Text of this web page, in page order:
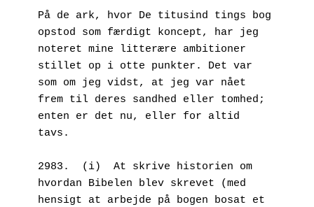
På de ark, hvor De titusind tings bog
opstod som færdigt koncept, har jeg
noteret mine litterære ambitioner
stillet op i otte punkter. Det var
som om jeg vidst, at jeg var nået
frem til deres sandhed eller tomhed;
enten er det nu, eller for altid
tavs.
2983.  (i)  At skrive historien om
hvordan Bibelen blev skrevet (med
hensigt at arbejde på bogen bosat et